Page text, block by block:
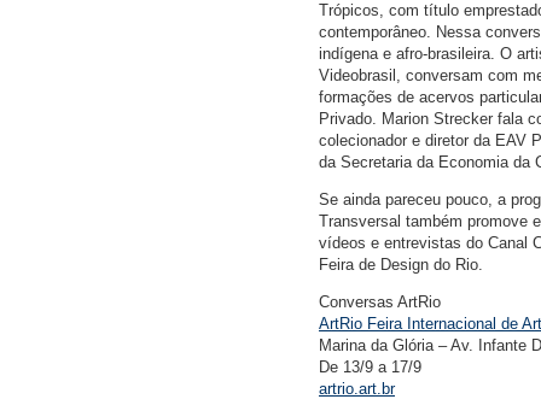
Trópicos, com título
contemporâneo. Nessa
indígena e afro-brasileira. O
Videobrasil, conversam com
formações de acervos
Privado. Marion Strecker fala
colecionador e diretor da EAV
da Secretaria da Economia da
Se ainda pareceu pouco, a
Transversal também promove
vídeos e entrevistas do Canal
Feira de Design do Rio.
Conversas ArtRio
ArtRio Feira Internacional de
Marina da Glória – Av. Infante
De 13/9 a 17/9
artrio.art.br